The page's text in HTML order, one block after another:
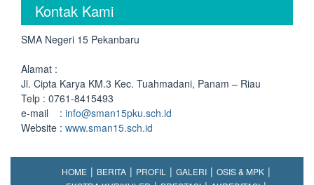
Kontak Kami
SMA Negeri 15 Pekanbaru
Alamat :
Jl. Cipta Karya KM.3 Kec. Tuahmadani, Panam – Riau
Telp : 0761-8415493
e-mail : info@sman15pku.sch.id
Website : www.sman15.sch.id
HOME BERITA PROFIL GALERI
OSIS & MPK